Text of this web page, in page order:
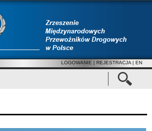
LOGOWANIE | REJESTRACJA | EN